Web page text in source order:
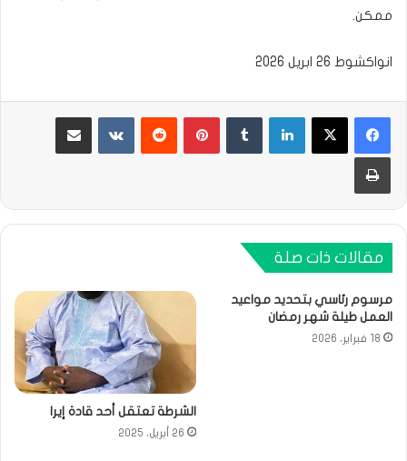
ممكن.
انواكشوط 26 ابريل 2026
لينكدإن بينتيريست مشاركة عبر البريد
طباعة
مقالات ذات صلة
مرسوم رئاسي بتحديد مواعيد
العمل طيلة شهر رمضان
18 فبراير، 2026
الشرطة تعتقل أحد قادة إيرا
26 أبريل، 2025